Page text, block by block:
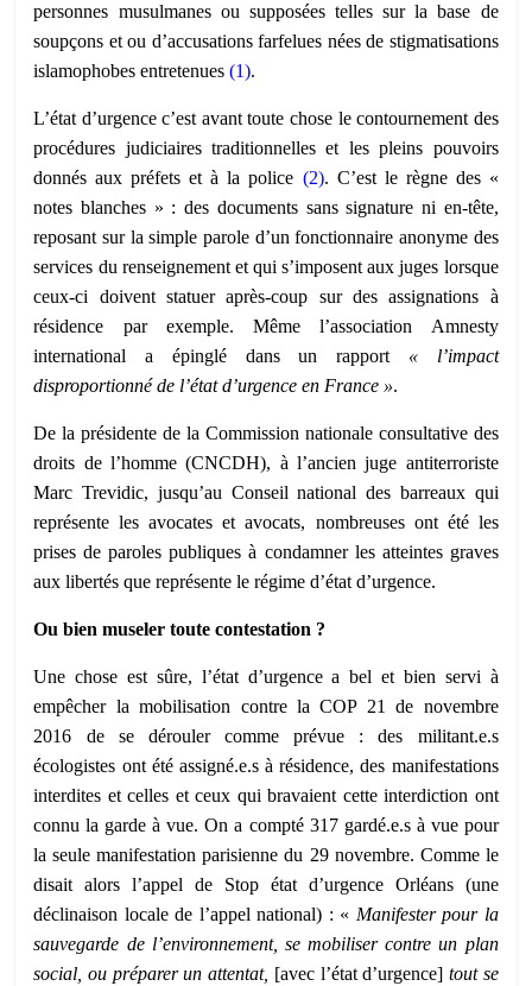
personnes musulmanes ou supposées telles sur la base de
soupçons et ou d’accusations farfelues nées de stigmatisations
islamophobes entretenues(1).
L’état d’urgence c’est avant toute chose le contournement des
procédures judiciaires traditionnelles et les pleins pouvoirs
donnés aux préfets et à la police (2). C’est le règne des «
notes blanches » : des documents sans signature ni en-tête,
reposant sur la simple parole d’un fonctionnaire anonyme des
services du renseignement et qui s’imposent aux juges lorsque
ceux-ci doivent statuer après-coup sur des assignations à
résidence par exemple. Même l’association Amnesty
international a épinglé dans un rapport « l’impact
disproportionné de l’état d’urgence en France ».
De la présidente de la Commission nationale consultative des
droits de l’homme (CNCDH), à l’ancien juge antiterroriste
Marc Trevidic, jusqu’au Conseil national des barreaux qui
représente les avocates et avocats, nombreuses ont été les
prises de paroles publiques à condamner les atteintes graves
aux libertés que représente le régime d’état d’urgence.
Ou bien museler toute contestation ?
Une chose est sûre, l’état d’urgence a bel et bien servi à
empêcher la mobilisation contre la COP 21 de novembre
2016 de se dérouler comme prévue : des militant.e.s
écologistes ont été assigné.e.s à résidence, des manifestations
interdites et celles et ceux qui bravaient cette interdiction ont
connu la garde à vue. On a compté 317 gardé.e.s à vue pour
la seule manifestation parisienne du 29 novembre. Comme le
disait alors l’appel de Stop état d’urgence Orléans (une
déclinaison locale de l’appel national) : « Manifester pour la
sauvegarde de l’environnement, se mobiliser contre un plan
social, ou préparer un attentat, [avec l’état d’urgence] tout se